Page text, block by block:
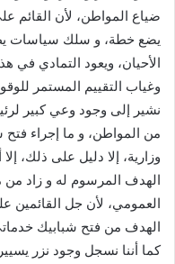
ضياع المواطن، لأن القائم
يضع خطة، و سلك سياسات
الأحيان، ويعود التمادي في
وغياب التقييم المستمر
نشير إلى وجود وعي كبير
من المواطن، و ما إجراء
وزارية، إلا دليل على ذلك،
الهدف المرسوم له و زاد من
العمومي، لأن جل القائمين
الهدف من فتح شبابيك
كما أننا نسجل وجود نزر